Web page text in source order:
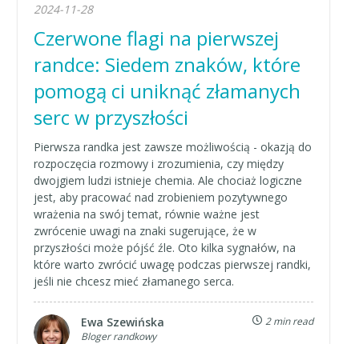
2024-11-28
Czerwone flagi na pierwszej
randce: Siedem znaków, które
pomogą ci uniknąć złamanych
serc w przyszłości
Pierwsza randka jest zawsze możliwością - okazją do
rozpoczęcia rozmowy i zrozumienia, czy między
dwojgiem ludzi istnieje chemia. Ale chociaż logiczne
jest, aby pracować nad zrobieniem pozytywnego
wrażenia na swój temat, równie ważne jest
zwrócenie uwagi na znaki sugerujące, że w
przyszłości może pójść źle. Oto kilka sygnałów, na
które warto zwrócić uwagę podczas pierwszej randki,
jeśli nie chcesz mieć złamanego serca.
Ewa Szewińska
Bloger randkowy
2 min read